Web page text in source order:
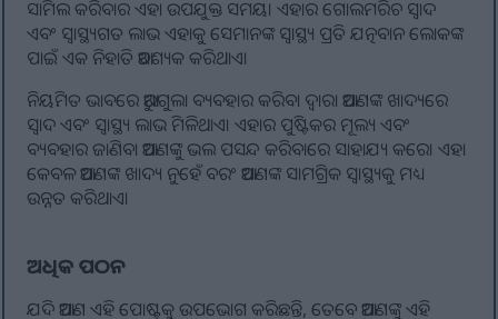
ସାମିଲ କରିବାର ଏହା ଉପଯୁକ୍ତ ସମୟ। ଏହାର ଗୋଲମରିଚ ସ୍ୱାଦ
ଏବଂ ସ୍ୱାସ୍ଥ୍ୟଗତ ଲାଭ ଏହାକୁ ସେମାନଙ୍କ ସ୍ୱାସ୍ଥ୍ୟ ପ୍ରତି ଯତ୍ନବାନ ଲୋକଙ୍କ
ପାଇଁ ଏକ ନିହାତି ଆବଶ୍ୟକ କରିଥାଏ।
ନିୟମିତ ଭାବରେ ଆରୁଗୁଲା ବ୍ୟବହାର କରିବା ଦ୍ଵାରା ଆପଣଙ୍କ ଖାଦ୍ୟରେ
ସ୍ୱାଦ ଏବଂ ସ୍ୱାସ୍ଥ୍ୟ ଲାଭ ମିଳିଥାଏ। ଏହାର ପୁଷ୍ଟିକର ମୂଲ୍ୟ ଏବଂ
ବ୍ୟବହାର ଜାଣିବା ଆପଣଙ୍କୁ ଭଲ ପସନ୍ଦ କରିବାରେ ସାହାଯ୍ୟ କରେ। ଏହା
କେବଳ ଆପଣଙ୍କ ଖାଦ୍ୟ ନୁହେଁ ବରଂ ଆପଣଙ୍କ ସାମଗ୍ରିକ ସ୍ୱାସ୍ଥ୍ୟକୁ ମଧ୍ୟ
ଉନ୍ନତ କରିଥାଏ।
ଅଧିକ ପଠନ
ଯଦି ଆପଣ ଏହି ପୋଷ୍ଟକୁ ଉପଭୋଗ କରିଛନ୍ତି, ତେବେ ଆପଣଙ୍କୁ ଏହି